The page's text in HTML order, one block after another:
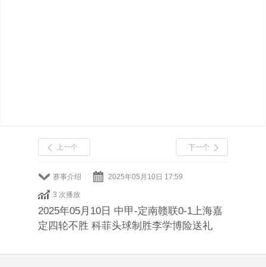
赛事介绍 2025年05月10日 17:59
3 次播放
上一个 下一个
2025年05月10日 中甲-定南赣联0-1上海嘉
定四轮不胜 科菲头球制胜李学博险送礼